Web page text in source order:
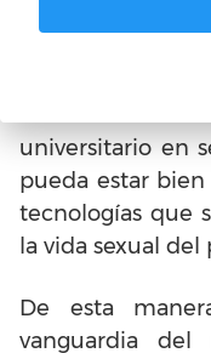
Consejos
universitario en
pueda estar
tecnologías que
la vida sexual del
De esta
vanguardia del